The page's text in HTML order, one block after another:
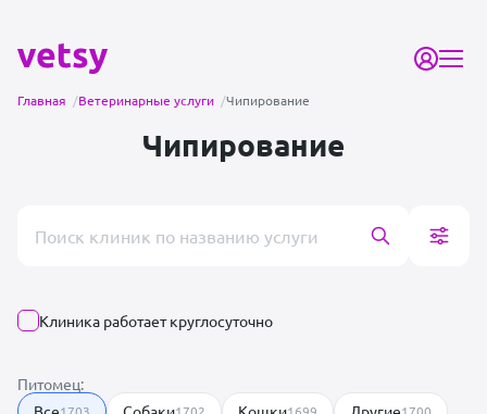
Главная /Ветеринарные услуги /Чипирование
Чипирование
Клиника работает круглосуточно
Питомец: